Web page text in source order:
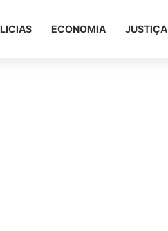
ECONOMIA JUSTIÇA